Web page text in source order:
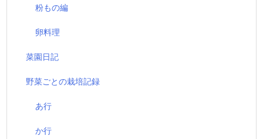
粉もの編
卵料理
菜園日記
野菜ごとの栽培記録
あ行
か行